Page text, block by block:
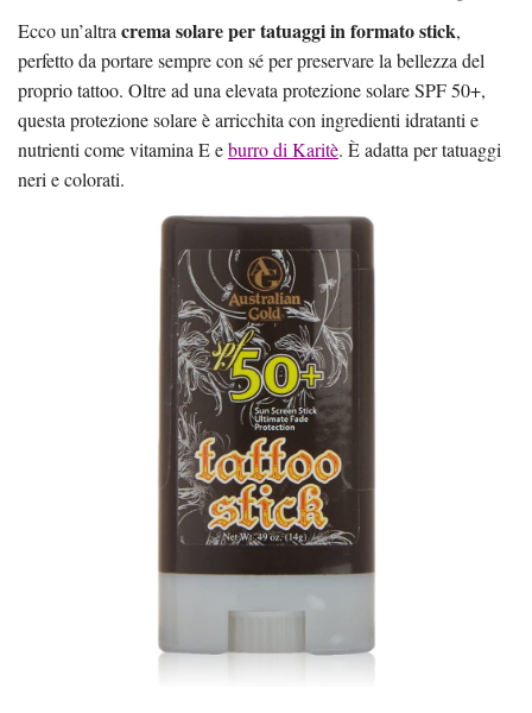
Ecco un’altra crema solare per tatuaggi in formato stick,
perfetto da portare sempre con sé per preservare la bellezza del
proprio tattoo. Oltre ad una elevata protezione solare SPF 50+,
questa protezione solare è arricchita con ingredienti idratanti e
nutrienti come vitamina E eburro di Karitè. È adatta per tatuaggi
neri e colorati.